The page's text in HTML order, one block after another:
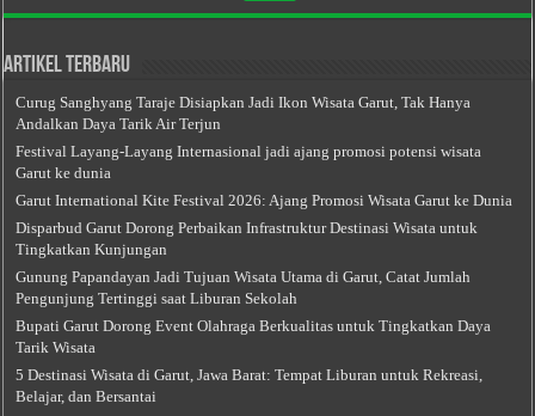
Artikel Terbaru
Curug Sanghyang Taraje Disiapkan Jadi Ikon Wisata Garut, Tak Hanya
Andalkan Daya Tarik Air Terjun
Festival Layang-Layang Internasional jadi ajang promosi potensi wisata
Garut ke dunia
Garut International Kite Festival 2026: Ajang Promosi Wisata Garut ke Dunia
Disparbud Garut Dorong Perbaikan Infrastruktur Destinasi Wisata untuk
Tingkatkan Kunjungan
Gunung Papandayan Jadi Tujuan Wisata Utama di Garut, Catat Jumlah
Pengunjung Tertinggi saat Liburan Sekolah
Bupati Garut Dorong Event Olahraga Berkualitas untuk Tingkatkan Daya
Tarik Wisata
5 Destinasi Wisata di Garut, Jawa Barat: Tempat Liburan untuk Rekreasi,
Belajar, dan Bersantai